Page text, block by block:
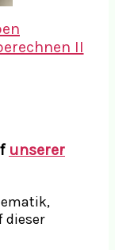
II
unserer
dieser